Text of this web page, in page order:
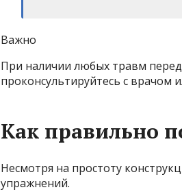
Важно
При наличии любых травм
проконсультируйтесь с врачом
Как правильно
Несмотря на простоту
упражнений.